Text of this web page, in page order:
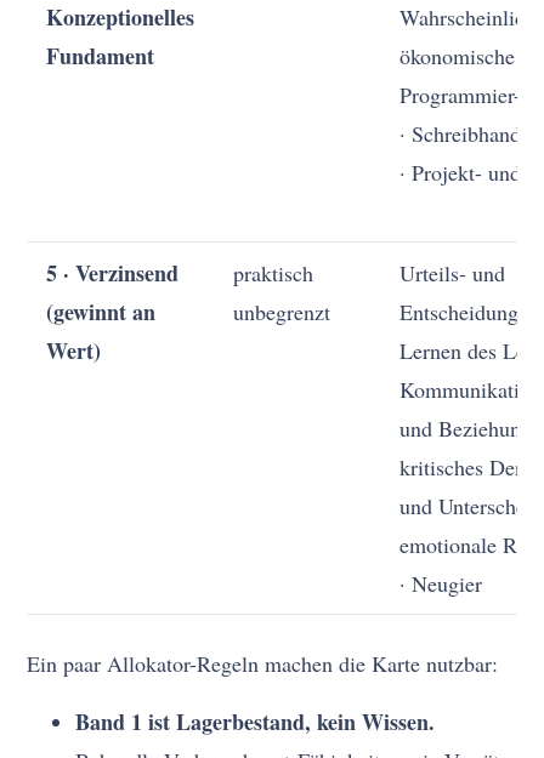
Konzeptionelles
Fundament
ökonomische
Programmier-/
·
· Projekt- und
5 · Verzinsend
(gewinnt an
Wert)
praktisch
unbegrenzt
Urteils- und
Lernen des
Kommunikation
und
kritisches
und
emotionale
· Neugier
Ein paar Allokator-Regeln machen die Karte nutzbar:
Band 1 ist Lagerbestand, kein Wissen.